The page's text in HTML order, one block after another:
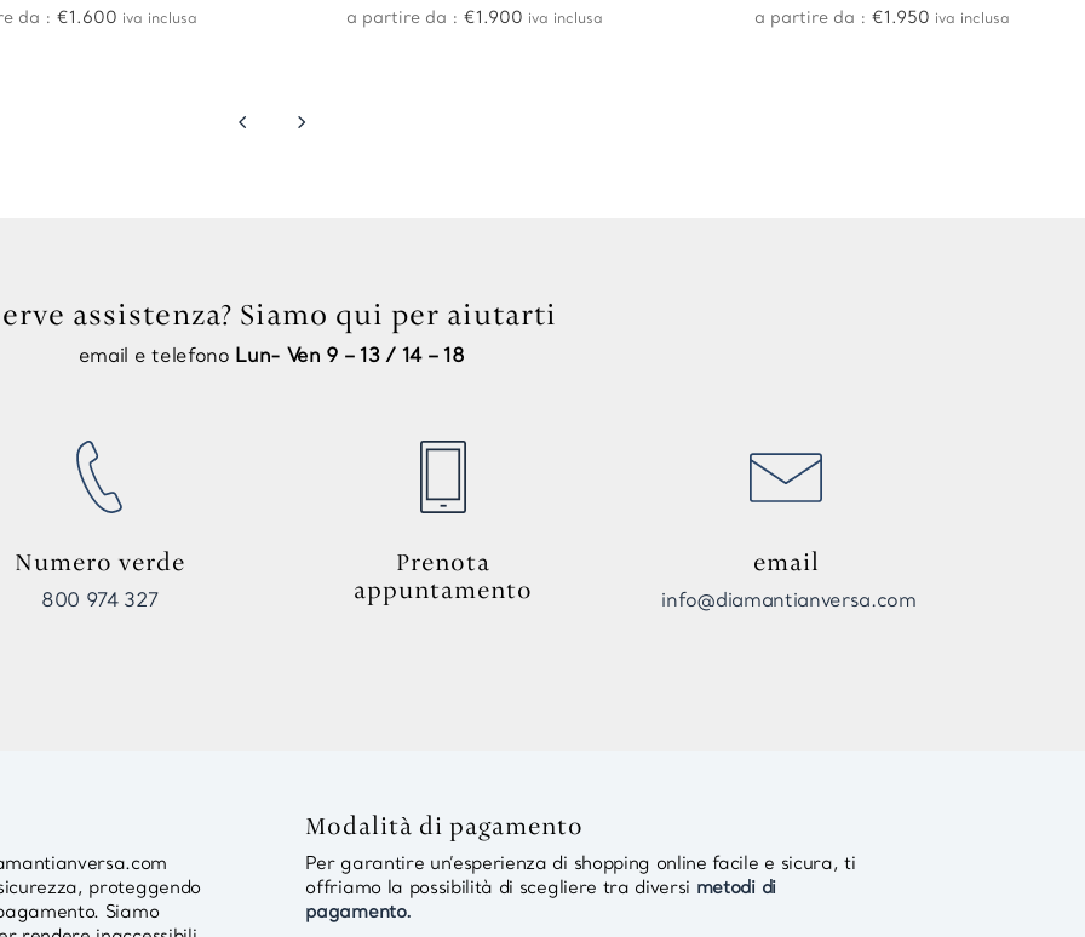
da : €1.600 iva inclusa a partire da : €1.900 iva inclusa a partire da : €1.950 iva inclusa
4 5
assistenza? Siamo qui per aiutarti
email e telefono Lun- Ven 9 – 13 / 14 – 18
Numero verde
800 974 327
Prenota
appuntamento
email
info@diamantianversa.com
proteggendo
Siamo
Modalità di pagamento
Per garantire un’esperienza di shopping online facile e sicura, ti
offriamo la possibilità di scegliere tra diversi metodi di
pagamento.